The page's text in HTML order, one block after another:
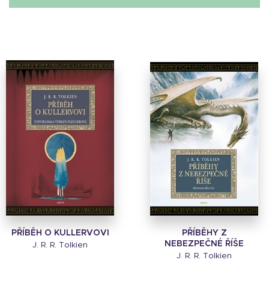
PŘÍBĚH O KULLERVOVI
J. R. R. Tolkien
PŘÍBĚHY Z
NEBEZPEČNÉ ŘÍŠE
J. R. R. Tolkien